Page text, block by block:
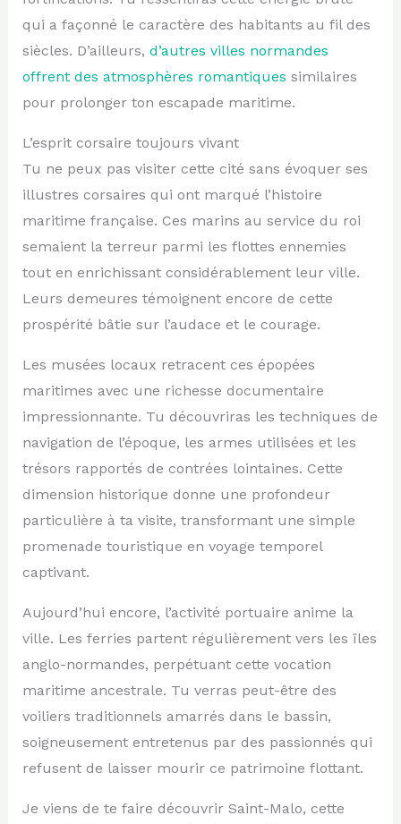
qui a façonné le caractère des habitants au fil des
siècles. D’ailleurs, d’autres villes normandes
offrent des atmosphères romantiques similaires
pour prolonger ton escapade maritime.
L’esprit corsaire toujours vivant
Tu ne peux pas visiter cette cité sans évoquer ses
illustres corsaires qui ont marqué l’histoire
maritime française. Ces marins au service du roi
semaient la terreur parmi les flottes ennemies
tout en enrichissant considérablement leur ville.
Leurs demeures témoignent encore de cette
prospérité bâtie sur l’audace et le courage.
Les musées locaux retracent ces épopées
maritimes avec une richesse documentaire
impressionnante. Tu découvriras les techniques de
navigation de l’époque, les armes utilisées et les
trésors rapportés de contrées lointaines. Cette
dimension historique donne une profondeur
particulière à ta visite, transformant une simple
promenade touristique en voyage temporel
captivant.
Aujourd’hui encore, l’activité portuaire anime la
ville. Les ferries partent régulièrement vers les îles
anglo-normandes, perpétuant cette vocation
maritime ancestrale. Tu verras peut-être des
voiliers traditionnels amarrés dans le bassin,
soigneusement entretenus par des passionnés qui
refusent de laisser mourir ce patrimoine flottant.
Je viens de te faire découvrir Saint-Malo, cette